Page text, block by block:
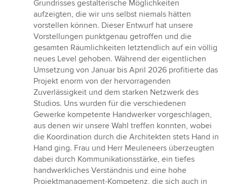
Grundrisses gestalterische Möglichkeiten
aufzeigten, die wir uns selbst niemals hätten
vorstellen können. Dieser Entwurf hat unsere
Vorstellungen punktgenau getroffen und die
gesamten Räumlichkeiten letztendlich auf ein völlig
neues Level gehoben. Während der eigentlichen
Umsetzung von Januar bis April 2026 profitierte das
Projekt enorm von der hervorragenden
Zuverlässigkeit und dem starken Netzwerk des
Studios. Uns wurden für die verschiedenen
Gewerke kompetente Handwerker vorgeschlagen,
aus denen wir unsere Wahl treffen konnten, wobei
die Koordination durch die Architekten stets Hand in
Hand ging. Frau und Herr Meuleneers überzeugten
dabei durch Kommunikationsstärke, ein tiefes
handwerkliches Verständnis und eine hohe
Projektmanagement-Kompetenz, die sich auch in